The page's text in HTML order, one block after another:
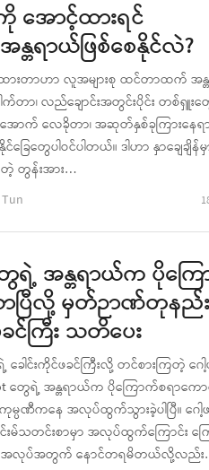
ကို အောင့်ထားရင်
ရာယ်ဖြစ်စေနိုင်လဲ?
ထားတာဟာ လူအများစု ထင်တာထက် အန္
ါက်တာ၊ လည်ချောင်းအတွင်းပိုင်း တစ်ရှူးတွ
အောက် လေခိုတာ၊ အဆုတ်နှစ်ခုကြားနေရ
ေတွေပါဝင်ပါတယ်။ ဒါဟာ နှာချေချိန်
တွန်းအား…
ေရဲ့ အန္တရာယ်က ပိုကြ
ာပြီလို့ မှတ်ဉာဏ်တုနည်
င်ကြီး သတိပေး
ါင်းကိုင်ဖခင်ကြီးလို့ တင်စားကြတဲ့ ဂေါ့
တွေရဲ့ အန္တရာယ်က ပိုကြောက်စရာကော
ပဏီကနေ အလုပ်ထွက်သွားခဲ့ပါပြီ။ ဂေါ့
မ်သတင်းစာမှာ အလုပ်ထွက်ကြောင်း က
တဲ့ အလုပ်အတွက် နောင်တရမိတယ်လို့လည်